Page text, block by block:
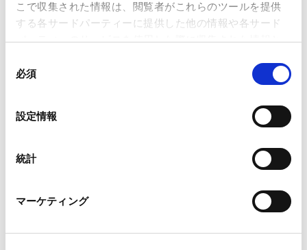
こで収集された情報は、閲覧者がこれらのツールを提供
する各サードパーティーに提供した他の情報や各サード
パーティーのサービスを使用した際に収集された情報と
ことがあります。
Google Analytics利用規約（
Marketo
外部サイト）
LinkedIn プライバシーポリシー（
HubSpot プライバシーポリシー（外部サイト）
必須
設定情報
統計
マーケティング
ー「カーブアウトM&A実務の総論」
2025.07.22
PUBLICATIONS
法実務の交差点【M&A編】：第1回 M&A×スタ
ートアップ